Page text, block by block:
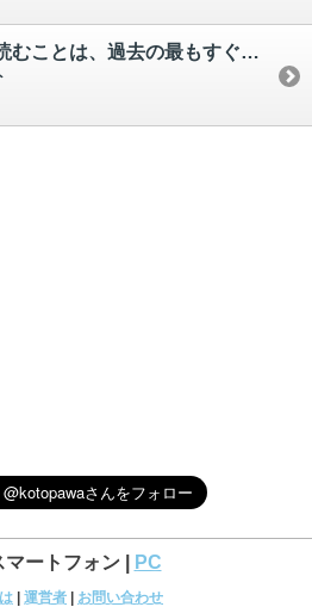
良き書物を読むことは、過去の最もすぐれた人々と会話をかわすようなものである。
ートフォン | PC
| 運営者 | お問い合わせ